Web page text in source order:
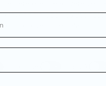
eller deaktivere ved
kravene fraGoogles
kontrol over dine data.
Tilpas